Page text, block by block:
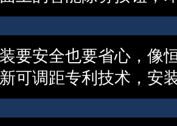
要安全也要省心，像
可调距专利技术，安